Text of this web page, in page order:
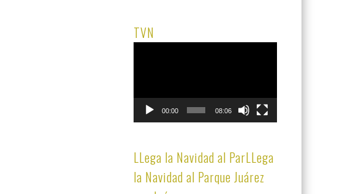
TVN
00:00 08:06
LLega la Navidad al ParLLega
la Navidad al Parque Juárez